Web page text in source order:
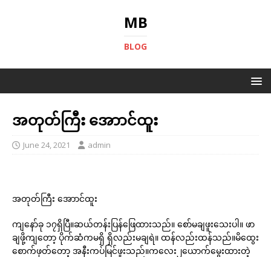
MB
BLOG
အတုတ်ကြီး အောာင်ထူး
June 24, 2021 admin
အတုတ်ကြီး အောာင်ထူး
ကျနော်ခု ၁၇ရှိပြီ။ဆယ်တန်းပြန်ဖြေထားသည်။ စော်မချဖူးသေးပါ။ ဖာ
ချဖို့ကျတော့ ပိုက်ဆံကမရှိ ရှိလည်းမချရဲ။ ထန်လည်းထန်သည်။မိထွေး
စောက်ဖုတ်တော့ အနီးကပ်မြင်ဖူးသည်။ကလေး၂ယောက်မွေးထားတဲ့